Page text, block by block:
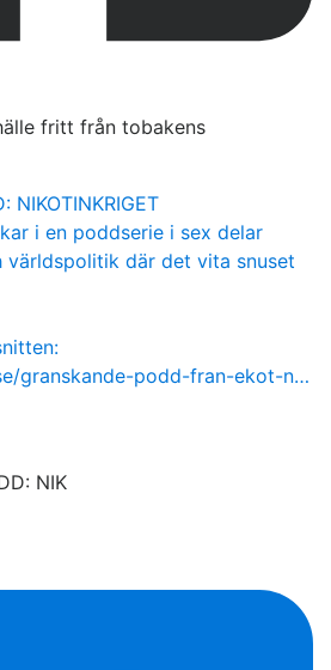
fritt från tobakens
NIKOTINKRIGET
i en poddserie i sex delar
världspolitik där det vita snuset
granskande-podd-fran-ekot-n…